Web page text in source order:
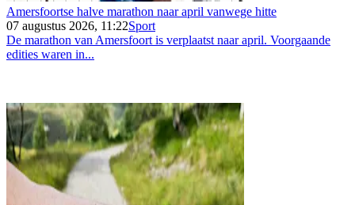
Amersfoortse halve marathon naar april vanwege hitte
07 augustus 2026, 11:22Sport
De marathon van Amersfoort is verplaatst naar april. Voorgaande
edities waren in...